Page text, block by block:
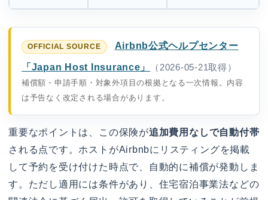
Airbnb公式ヘルプセンター
「Japan Host Insurance」
（2026-05-21取得）
補償額・申請手順・対象外項目の根拠となる一次情報。内容
は予告なく改定される場合があります。
重要なポイントは、この保険が追加費用なしで自動付帯
される点です。ホストがAirbnbにリスティングを掲載
して予約を受け付けた時点で、自動的に補償が発動しま
す。ただし適用には条件があり、住宅宿泊事業法などの